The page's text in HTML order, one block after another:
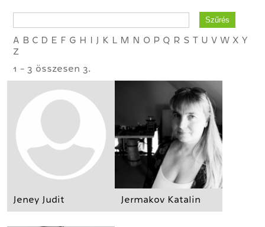
A B C D E F G H K L M N O P Q R S T U V W X Y
Z
1 - 3 összesen 3.
Jeney Judit Jermakov Katalin